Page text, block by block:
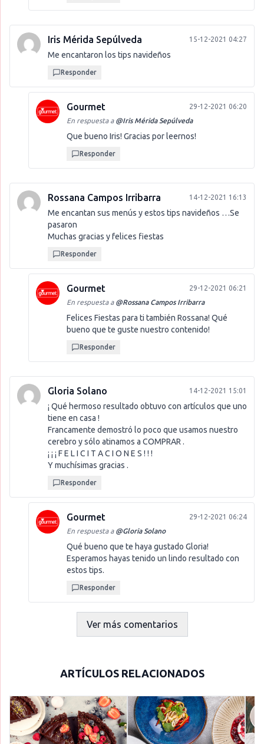
Iris Mérida Sepúlveda 15-12-2021 04:27
Me encantaron los tips navideños
Responder
Gourmet
29-12-2021 06:20
En respuesta a @Iris Mérida Sepúlveda
Que bueno Iris! Gracias por leernos!
Responder
Rossana Campos Irribarra 14-12-2021 16:13
Me encantan sus menús y estos tips navideños …Se
pasaron
Muchas gracias y felices fiestas
Responder
Gourmet
29-12-2021 06:21
En respuesta a @Rossana Campos Irribarra
Felices Fiestas para ti también Rossana! Qué
bueno que te guste nuestro contenido!
Responder
Gloria Solano 14-12-2021 15:01
¡ Qué hermoso resultado obtuvo con artículos que uno
tiene en casa !
Francamente demostró lo poco que usamos nuestro
cerebro y sólo atinamos a COMPRAR .
¡ ¡ ¡ F E L I C I T A C I O N E S ! ! !
Y muchísimas gracias .
Responder
Gourmet
29-12-2021 06:24
En respuesta a @Gloria Solano
Qué bueno que te haya gustado Gloria!
Esperamos hayas tenido un lindo resultado con
estos tips.
Responder
Ver más comentarios
ARTÍCULOS RELACIONADOS